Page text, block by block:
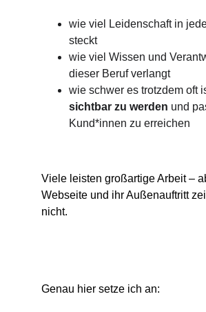
wie viel Leidenschaft in
steckt
wie viel Wissen und
dieser Beruf verlangt
wie schwer es trotzdem oft
sichtbar zu werden und
Kund*innen zu erreichen
Viele leisten großartige Arbeit –
Webseite und ihr Außenauftritt
nicht.
Genau hier setze ich an: